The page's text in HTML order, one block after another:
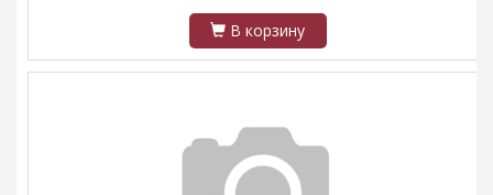
В корзину